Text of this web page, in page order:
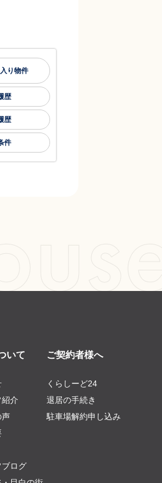
り物件
歴
歴
件
いて
紹介
声
ブログ
ご契約者様へ
くらしーど24
退居の手続き
駐車場解約申し込み